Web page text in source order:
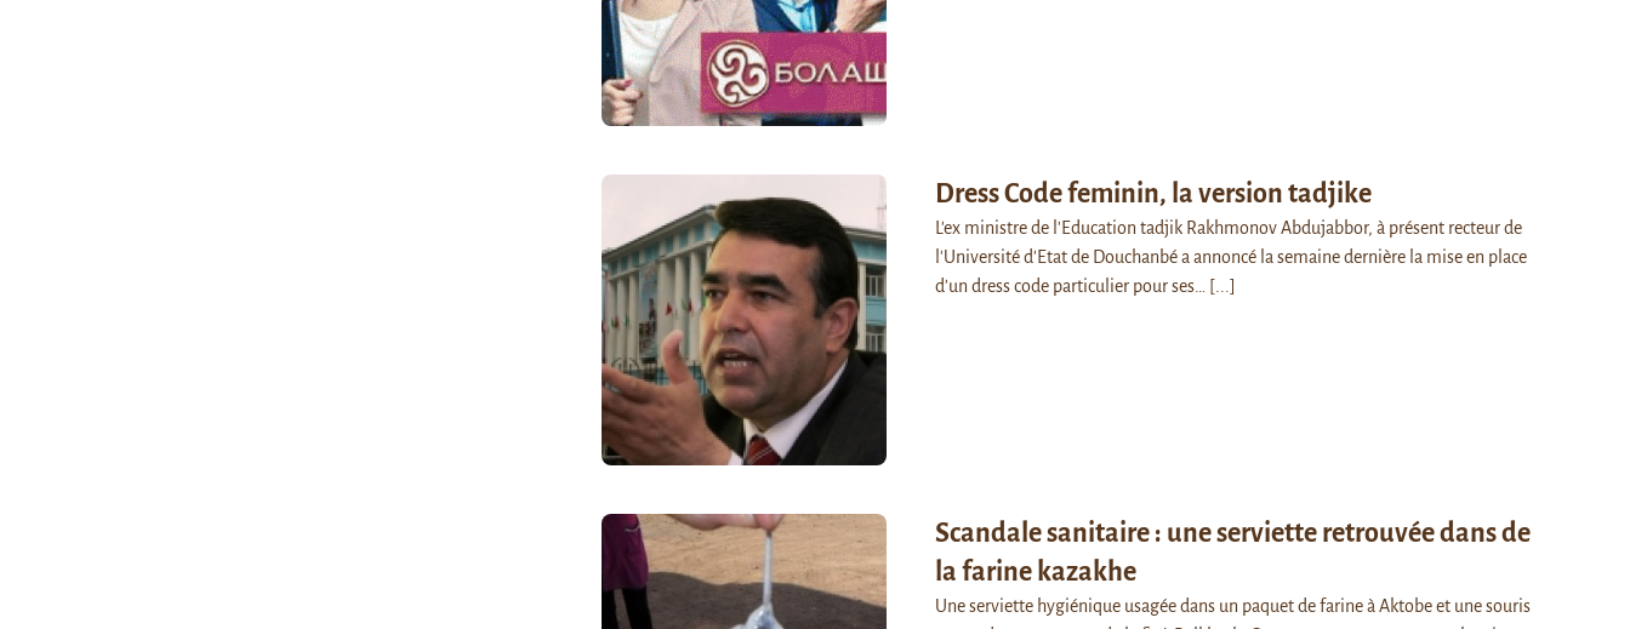
Dress Code feminin, la version tadjike
L'ex ministre de l'Education tadjik Rakhmonov Abdujabbor, à présent recteur de
l'Université d'Etat de Douchanbé a annoncé la semaine dernière la mise en place
d'un dress code particulier pour ses…
[...]
Scandale sanitaire : une serviette retrouvée dans de
la farine kazakhe
Une serviette hygiénique usagée dans un paquet de farine à Aktobe et une souris